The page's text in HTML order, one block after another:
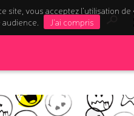
site, vous acceptez l’utilisation de
J'ai compris